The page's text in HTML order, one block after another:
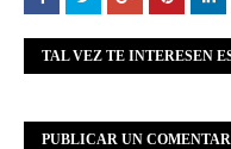
TAL VEZ TE INTERESEN
PUBLICAR UN